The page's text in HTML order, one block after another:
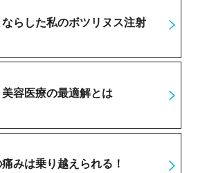
らした私のボツリヌス注射
容医療の最適解とは
みは乗り越えられる！